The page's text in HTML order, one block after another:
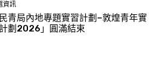
資訊
民青局內地專題實習計劃–敦煌青年實
劃2026」圓滿結束